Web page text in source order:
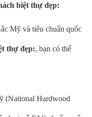
biệt thự đẹp:
Mỹ và tiêu chuẩn quốc
thự đẹp:, bạn có thể
(National Hardwood